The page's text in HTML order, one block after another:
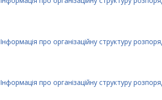
Інформація про організаційну структуру
Інформація про організаційну структуру